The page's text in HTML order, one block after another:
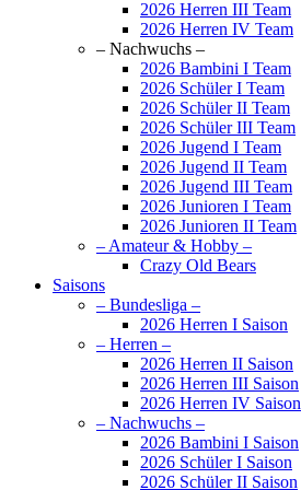
2026 Herren III Team
2026 Herren IV Team
– Nachwuchs –
2026 Bambini I Team
2026 Schüler I Team
2026 Schüler II Team
2026 Schüler III Team
2026 Jugend I Team
2026 Jugend II Team
2026 Jugend III Team
2026 Junioren I Team
2026 Junioren II Team
– Amateur & Hobby –
Crazy Old Bears
Saisons
– Bundesliga –
2026 Herren I Saison
– Herren –
2026 Herren II Saison
2026 Herren III Saison
2026 Herren IV Saison
– Nachwuchs –
2026 Bambini I Saison
2026 Schüler I Saison
2026 Schüler II Saison